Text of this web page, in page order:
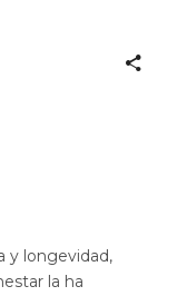
y longevidad,
la ha